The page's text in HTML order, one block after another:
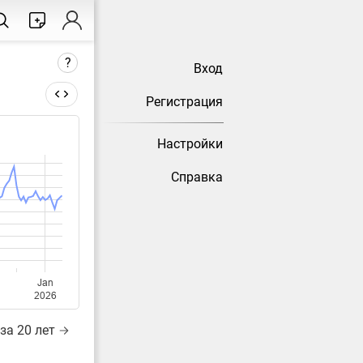
Вход
Регистрация
Настройки
Справка
?
Jan
2026
20 лет